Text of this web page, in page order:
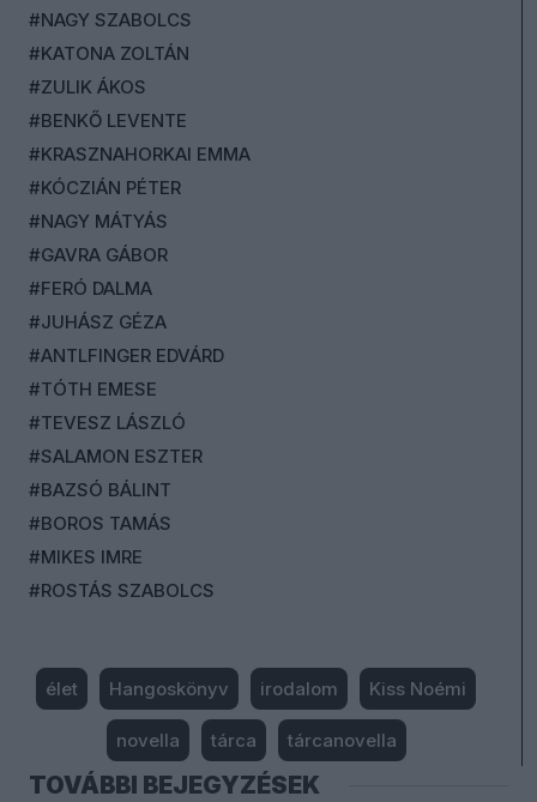
#NAGY SZABOLCS
#KATONA ZOLTÁN
#ZULIK ÁKOS
#BENKŐ LEVENTE
#KRASZNAHORKAI EMMA
#KÓCZIÁN PÉTER
#NAGY MÁTYÁS
#GAVRA GÁBOR
#FERÓ DALMA
#JUHÁSZ GÉZA
#ANTLFINGER EDVÁRD
#TÓTH EMESE
#TEVESZ LÁSZLÓ
#SALAMON ESZTER
#BAZSÓ BÁLINT
#BOROS TAMÁS
#MIKES IMRE
#ROSTÁS SZABOLCS
élet Hangoskönyv irodalom Kiss Noémi
novella tárca tárcanovella
TOVÁBBI BEJEGYZÉSEK